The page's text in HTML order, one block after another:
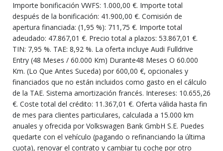
Importe bonificación VWFS: 1.000,00 €. Importe total
después de la bonificación: 41.900,00 €. Comisión de
apertura financiada: (1,95 %): 711,75 €. Importe total
adeudado: 47.867,01 €. Precio total a plazos: 53.867,01 €.
TIN: 7,95 %. TAE: 8,92 %. La oferta incluye Audi Fulldrive
Entry (48 Meses / 60.000 Km) Durante48 Meses O 60.000
Km. (Lo Que Antes Suceda) por 600,00 €, opcionales y
financiados que no están incluidos como gasto en el cálculo
de la TAE. Sistema amortización francés. Intereses: 10.655,26
€. Coste total del crédito: 11.367,01 €. Oferta válida hasta fin
de mes para clientes particulares, calculada a 15.000 km
anuales y ofrecida por Volkswagen Bank GmbH S.E. Puedes
quedarte con el vehículo (pagando o refinanciando la última
cuota), renovar el contrato y cambiar tu coche por otro